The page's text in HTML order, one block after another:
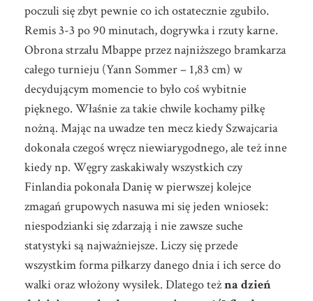
poczuli się zbyt pewnie co ich ostatecznie zgubiło.
Remis 3-3 po 90 minutach, dogrywka i rzuty karne.
Obrona strzału Mbappe przez najniższego bramkarza
całego turnieju (Yann Sommer – 1,83 cm) w
decydującym momencie to było coś wybitnie
pięknego. Właśnie za takie chwile kochamy piłkę
nożną. Mając na uwadze ten mecz kiedy Szwajcaria
dokonała czegoś wręcz niewiarygodnego, ale też inne
kiedy np. Węgry zaskakiwały wszystkich czy
Finlandia pokonała Danię w pierwszej kolejce
zmagań grupowych nasuwa mi się jeden wniosek:
niespodzianki się zdarzają i nie zawsze suche
statystyki są najważniejsze. Liczy się przede
wszystkim forma piłkarzy danego dnia i ich serce do
walki oraz włożony wysiłek. Dlatego teżna dzień